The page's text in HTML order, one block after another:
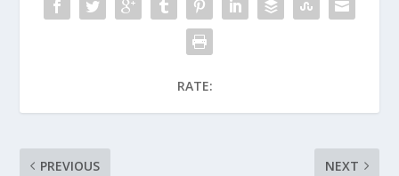
RATE:
PREVIOUS NEXT